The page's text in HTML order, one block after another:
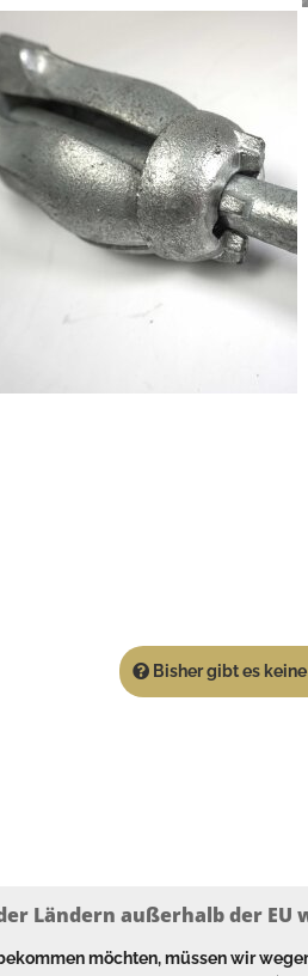
Bisher gibt es
Ländern außerhalb der EU
möchten, müssen wir